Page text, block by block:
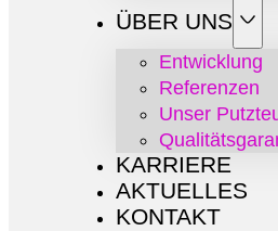
ÜBER UNS
Entwicklung
Referenzen
Unser
KARRIERE
AKTUELLES
KONTAKT